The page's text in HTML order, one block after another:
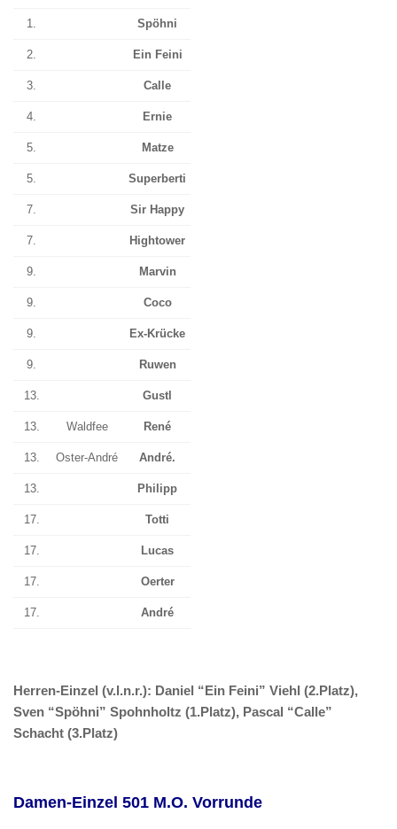
1. Spöhni
2. Ein Feini
3. Calle
4. Ernie
5. Matze
5. Superberti
7. Sir Happy
7. Hightower
9. Marvin
9. Coco
9. Ex-Krücke
9. Ruwen
13. Gustl
13. Waldfee René
13. Oster-André André.
13. Philipp
17. Totti
17. Lucas
17. Oerter
17. André
Herren-Einzel (v.l.n.r.): Daniel “Ein Feini” Viehl (2.Platz),
Sven “Spöhni” Spohnholtz (1.Platz), Pascal “Calle”
Schacht (3.Platz)
Damen-Einzel 501 M.O. Vorrunde